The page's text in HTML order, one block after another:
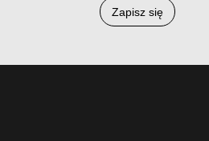
Zapisz się